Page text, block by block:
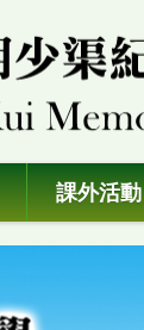
課外活動